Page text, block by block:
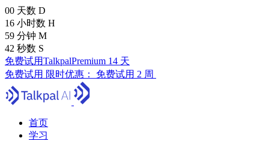
00 天数 D
16 小时数 H
59 分钟 M
41 秒数 S
免费试用TalkpalPremium 14 天
免费试用 限时优惠： 免费试用 2 周
首页
学习